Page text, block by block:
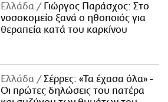
Ελλάδα
Γιώργος Παράσχος: Στο
νοσοκομείο ξανά ο ηθοποιός για
θεραπεία κατά του καρκίνου
Ελλάδα
Σέρρες: «Τα έχασα όλα» -
Οι πρώτες δηλώσεις του πατέρα